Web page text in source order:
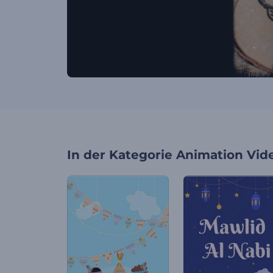
In der Kategorie Animation